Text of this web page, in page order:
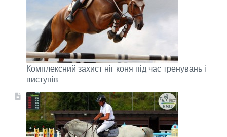
Комплексний захист ніг коня під час тренувань і
виступів